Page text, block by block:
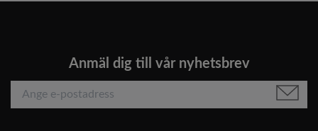
Anmäl dig till vår nyhetsbrev